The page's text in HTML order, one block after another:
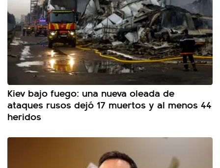
Kiev bajo fuego: una nueva oleada de
ataques rusos dejó 17 muertos y al menos 44
heridos